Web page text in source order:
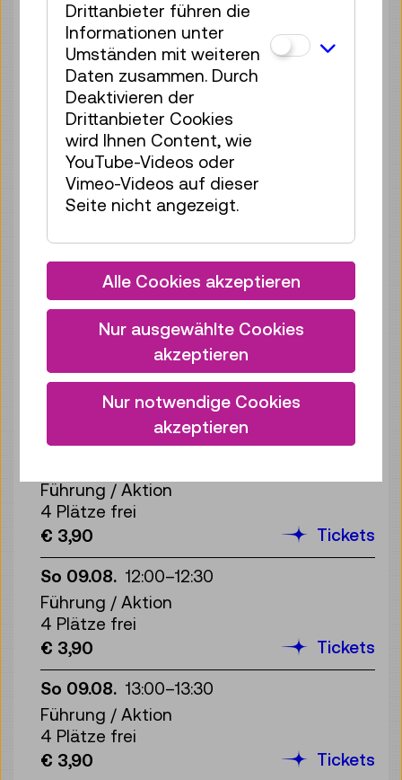
Sa 08.08. 16:30 –17:00
Führung / Aktion
4 Plätze frei
€ 3,90
Sa 08.08. 17:00 –17:30
Führung / Aktion
4 Plätze frei
€ 3,90
So 09.08. 10:30–11:00
Führung / Aktion
4 Plätze frei
€ 3,90
Tickets
11:00–11:30
Führung / Aktion
1 Platz frei
Führung / Aktion
4 Plätze frei
€ 3,90
Tickets
So 09.08. 12:00–12:30
Führung / Aktion
4 Plätze frei
€ 3,90
Tickets
So 09.08. 13:00–13:30
Führung / Aktion
4 Plätze frei
€ 3,90
Tickets
Drittanbieter führen die
Informationen unter
Umständen mit weiteren
Daten zusammen. Durch
Deaktivieren der
Drittanbieter Cookies
wird Ihnen Content, wie
YouTube-Videos oder
Vimeo-Videos auf dieser
Seite nicht angezeigt.
Alle Cookies akzeptieren
Nur ausgewählte Cookies
akzeptieren
Nur notwendige Cookies
akzeptieren